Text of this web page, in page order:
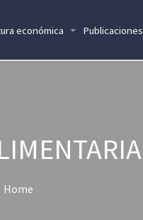
económica Publicaciones
Home